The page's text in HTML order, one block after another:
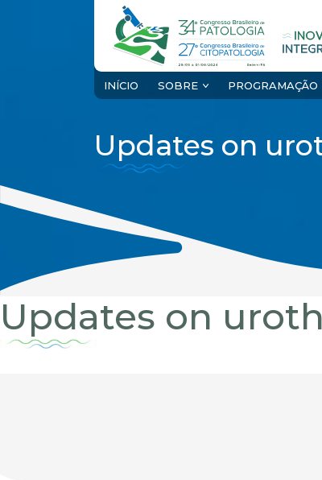
Updates on
INÍCIO SOBRE PROGRAMAÇÃO
Updates on